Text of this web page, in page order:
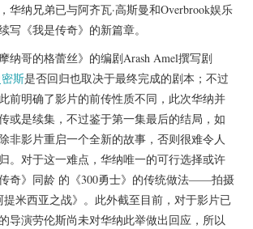
华纳兄弟已与阿齐瓦·高斯曼和Overbrook娱乐
写《我是传奇》的新篇章。
纳哥的格蕾丝》的编剧Arash Amel撰写剧
密斯是否回归也取决于最终完成的剧本；不过
前明确了影片的前传性质不同，此次华纳并
或是续集，不过鉴于第一集最后的结局，如
非影片重启一个全新的故事，否则很难令人
。对于这一难点，华纳唯一的可行选择或许
奇》同龄 的《300勇士》的传统做法——拍摄
提米西亚之战》。此外截至目前，对于影片已
导演劳伦斯尚未对华纳此举做出回应，所以